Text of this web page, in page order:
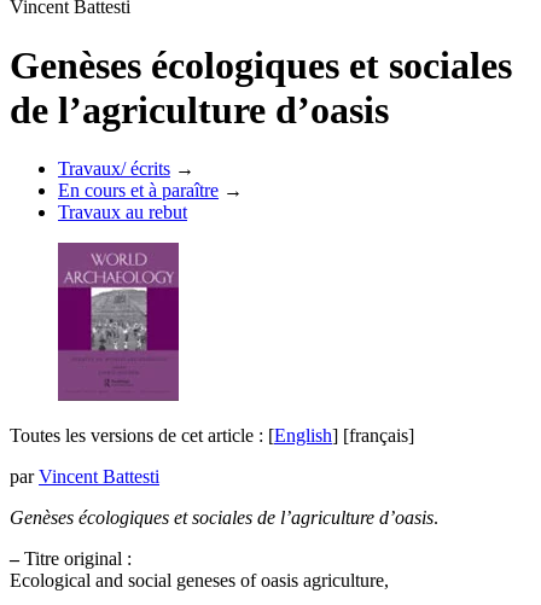
Vincent Battesti
Genèses écologiques et sociales
de l’agriculture d’oasis
Travaux/ écrits →
En cours et à paraître →
Travaux au rebut
Toutes les versions de cet article : [English] [français]
parVincent Battesti
Genèses écologiques et sociales de l’agriculture d’oasis.
–Titre original :
Ecological and social geneses of oasis agriculture,